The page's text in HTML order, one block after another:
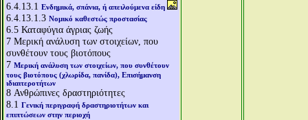
6.4.13.1 Ενδημικά, σπάνια, ή απειλούμενα είδη
6.4.13.1.3 Νομικό καθεστώς προστασίας
6.5 Καταφύγια άγριας ζωής
7 Μερική ανάλυση των στοιχείων, που
συνθέτουν τους βιοτόπους
7 Μερική ανάλυση των στοιχείων, που συνθέτουν
τους βιοτόπους (χλωρίδα, πανίδα), Επισήμανση
ιδιαιτεροτήτων
8 Ανθρώπινες δραστηριότητες
8.1 Γενική περιγραφή δραστηριοτήτων και
επιπτώσεων στην περιοχή